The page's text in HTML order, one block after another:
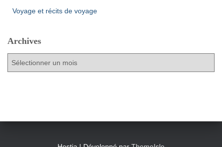
Voyage et récits de voyage
Archives
e